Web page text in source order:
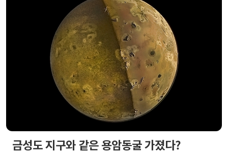
금성도 지구와 같은 용암동굴 가졌다?